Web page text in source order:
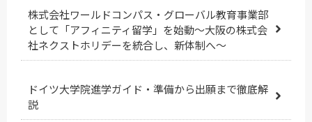
株式会社ワールドコンパス・グローバル教育事業部
として「アフィニティ留学」を始動～大阪の株式会
社ネクストホリデーを統合し、新体制へ～
ドイツ大学院進学ガイド・準備から出願まで徹底解
説